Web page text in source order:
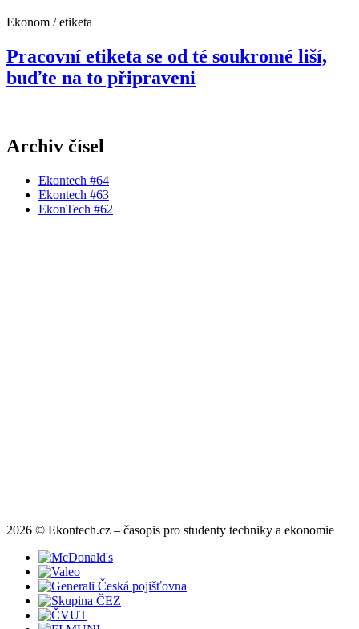
Ekonom / etiketa
Pracovní etiketa se od té soukromé liší,
buďte na to připraveni
Archiv čísel
Ekontech #64
Ekontech #63
EkonTech #62
2026 © Ekontech.cz – časopis pro studenty techniky a ekonomie